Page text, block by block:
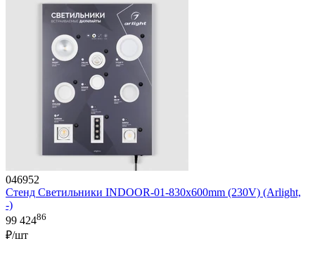
046952
Стенд Светильники INDOOR-01-830х600mm (230V) (Arlight,
-)
99 42486
₽/шт